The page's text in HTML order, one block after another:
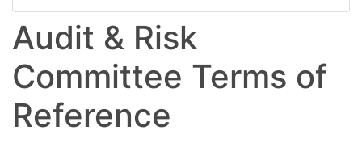
Audit & Risk
Committee Terms of
Reference